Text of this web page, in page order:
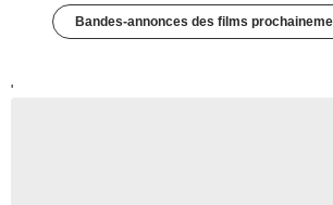
Bandes-annonces des films
'